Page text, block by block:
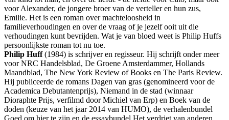
voor Alexander, de jongere broer van de verteller en hun zus,
Emilie. Het is een roman over machteloosheid in
familieverhoudingen en over de vraag of je jezelf ooit uit die
verhoudingen kunt bevrijden. Wat je van bloed weet is Philip Huffs
persoonlijkste roman tot nu toe.
Philip Huff(1984) is schrijver en regisseur. Hij schrijft onder meer
voor NRC Handelsblad, De Groene Amsterdammer, Hollands
Maandblad, The New York Review of Books en The Paris Review.
Hij publiceerde de romans Dagen van gras (genomineerd voor de
Academica Debutantenprijs), Niemand in de stad (winnaar
Dioraphte Prijs, verfilmd door Michiel van Erp) en Boek van de
doden (keuze van het jaar 2014 van HUMO), de verhalenbundel